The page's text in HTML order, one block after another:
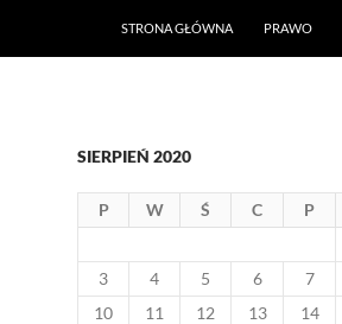
STRONA GŁÓWNA PRAWO
SIERPIEŃ 2020
P W Ś C P
3
4 5 6 7
10
11 12 13 14